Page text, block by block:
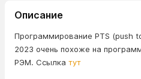
Описание
Программирование PTS (push
2023 очень похоже на
РЭМ. Ссылка тут